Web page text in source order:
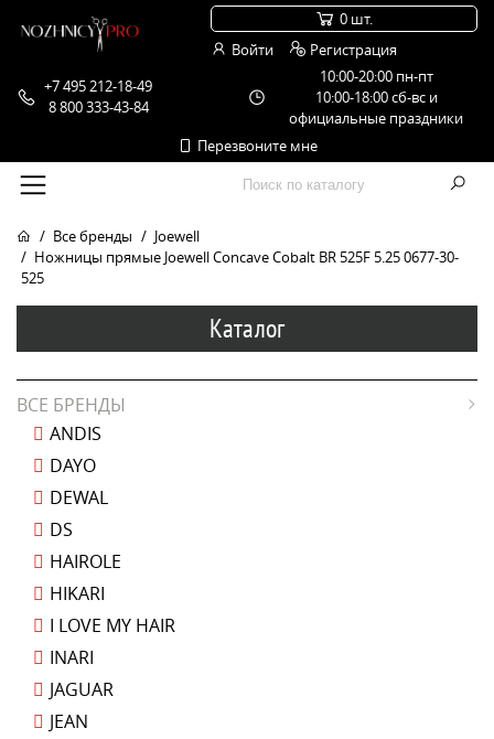
+7 495 212-18-49
8 800 333-43-84
10:00-20:00 пн-пт
10:00-18:00 сб-вс и
официальные праздники
Перезвоните мне
0 шт.
Войти
Регистрация
Все бренды
Joewell
Ножницы прямые Joewell Concave Cobalt BR 525F 5.25 0677-30-
525
Каталог
ВСЕ БРЕНДЫ
ANDIS
DAYO
DEWAL
DS
HAIROLE
HIKARI
I LOVE MY HAIR
INARI
JAGUAR
JEAN